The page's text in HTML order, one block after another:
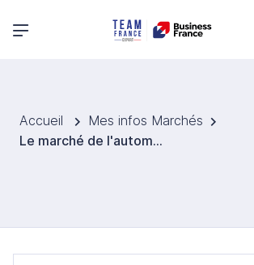
Menu principal
Accueil
Mes infos Marchés
Le marché de l'automobile en Autriche